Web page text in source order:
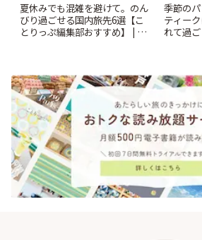
夏休みでも混雑を避けて。のん
びり過ごせる国内旅先6選【こ
とりっぷ編集部おすすめ】 | こ
季節の
ティー
れて過